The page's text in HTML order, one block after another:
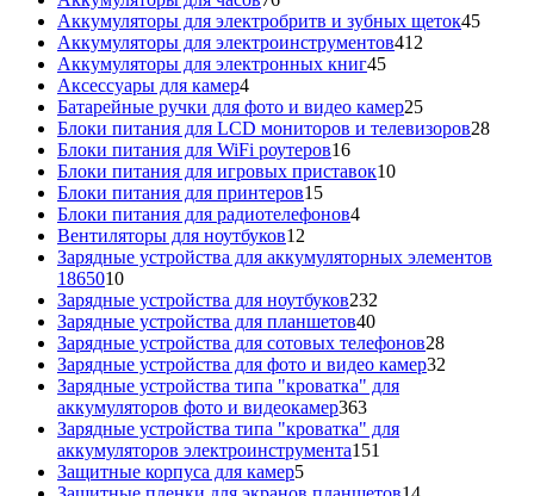
товаров
Аккумуляторы для электробритв и зубных щеток4545
Аккумуляторы для электроинструментов412
Аккумуляторы для электронных книг4545
Аксессуары для камер44
товара
Батарейные ручки для фото и видео камер2525
товаров
Блоки питания для LCD мониторов и телевизоров2828
Блоки питания для WiFi роутеров1616
товаров
Блоки питания для игровых приставок1010
Блоки питания для принтеров1515
товаров
Блоки питания для радиотелефонов44
Вентиляторы для ноутбуков12
товаров
Зарядные устройства для аккумуляторных элементов
186501010
товаров
Зарядные устройства для ноутбуков232
Зарядные устройства для планшетов4040
товаров
Зарядные устройства для сотовых телефонов2828
товаров
Зарядные устройства для фото и видео камер32
Зарядные устройства типа "кроватка" для
аккумуляторов фото и видеокамер363363
товара
Зарядные устройства типа "кроватка" для
аккумуляторов электроинструмента151
Защитные корпуса для камер55